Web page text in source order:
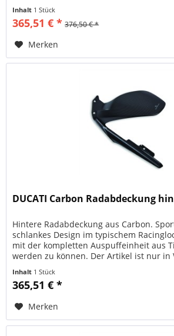
Inhalt 1 Stück
365,51 € * 376,50 € *
Merken
DUCATI Carbon Radabdeckung
Hintere Radabdeckung aus Carbon.
schlankes Design im typischem
mit der kompletten Auspuffeinheit aus
werden zu können. Der Artikel ist nur
Inhalt 1 Stück
365,51 € *
Merken